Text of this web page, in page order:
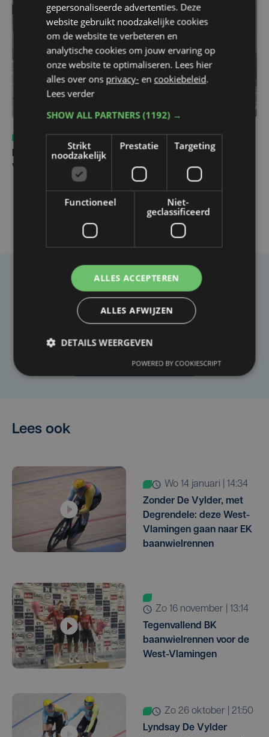
Sport
do 6 augustus | 10:49
Margot Vanpachtenbeke beklimt zeven keer de Mont
Ventoux
Taalfout opgemerkt?
Heb je een taal- of schrijffout opgemerkt in dit
artikel?
Laat het ons weten
Lees ook
wo 14 januari | 14:34
Zonder De Vylder, met
Degrendele: deze West-
Vlamingen gaan naar EK
baanwielrennen
zo 16 november | 13:14
Tegenvallend BK
baanwielrennen voor de
West-Vlamingen
zo 26 oktober | 21:50
Lyndsay De Vylder
gepersonaliseerde advertenties. Deze
website gebruikt noodzakelijke cookies
om de website te verbeteren en
analytische cookies om jouw ervaring op
onze website te optimaliseren. Lees hier
alles over ons privacy- en cookiebeleid.
Lees verder
SHOW ALL PARTNERS(1192) →
Strikt
noodzakelijk
Prestatie Targeting
Functioneel
Niet-
geclassificeerd
ALLES ACCEPTEREN
ALLES AFWIJZEN
DETAILS WEERGEVEN
POWERED BY COOKIESCRIPT